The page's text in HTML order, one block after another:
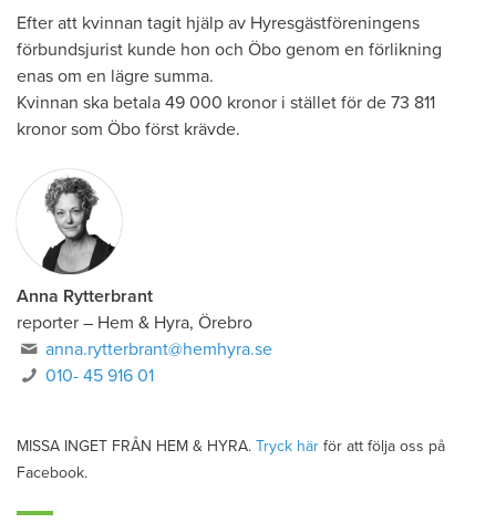
Efter att kvinnan tagit hjälp av Hyresgästföreningens
förbundsjurist kunde hon och Öbo genom en förlikning
enas om en lägre summa.
Kvinnan ska betala 49 000 kronor i stället för de 73 811
kronor som Öbo först krävde.
Anna Rytterbrant
reporter – Hem & Hyra, Örebro
anna.rytterbrant@hemhyra.se
010- 45 916 01
MISSA INGET FRÅN HEM & HYRA. Tryck här för att följa oss på
Facebook.